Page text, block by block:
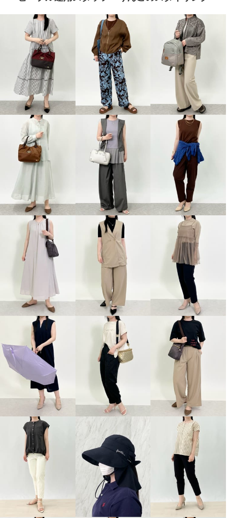
オジョウ モダンアート気分の キ
ャッチーな ニットワンピース
黒白水玉